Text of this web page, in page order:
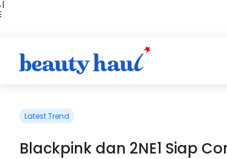
|
Latest Trend
Blackpink dan 2NE1 Siap